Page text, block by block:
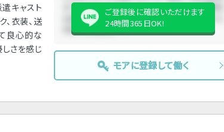
キャスト
、衣装、送
良心的な
さを感じ
まで１０分かからないくらいだったので１時間前
出勤は早すぎと思います。 ただ、オープンから
同伴のお客様が....
ご登録後に確認いただけます
24時間365日OK!
モアに登録して働く